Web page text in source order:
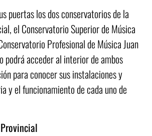
puertas los dos conservatorios de la
el Conservatorio Superior de Música
Profesional de Música Juan
podrá acceder al interior de ambos
para conocer sus instalaciones y
y el funcionamiento de cada uno de